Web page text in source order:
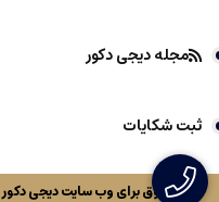
مجله دیجی دکور
ثبت شکایات
کلیه حقوق برای وب سایتدیجی دکور